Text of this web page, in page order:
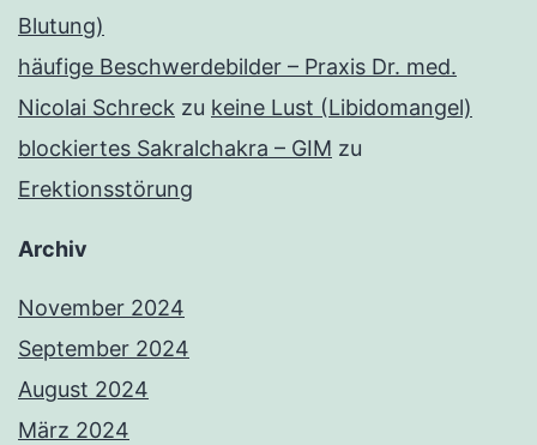
Blutung)
häufige Beschwerdebilder – Praxis Dr. med.
Nicolai Schreck zu keine Lust (Libidomangel)
blockiertes Sakralchakra – GIM zu
Erektionsstörung
Archiv
November 2024
September 2024
August 2024
März 2024